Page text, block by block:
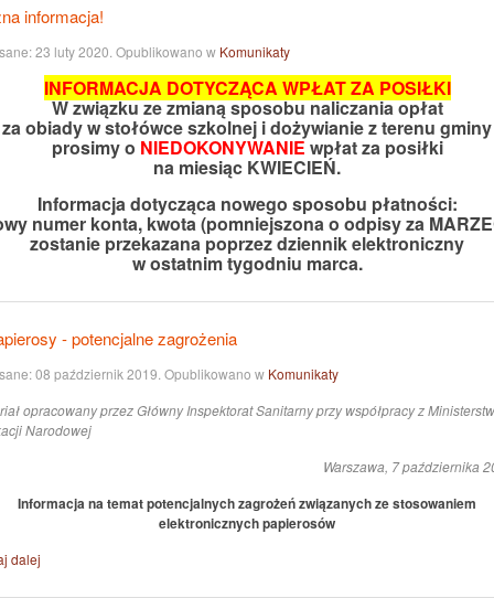
informacja!
23 luty 2020 . Opublikowano w Komunikaty
INFORMACJA DOTYCZĄCA WPŁAT ZA POSIŁKI
W związku ze zmianą sposobu naliczania opłat
za obiady w stołówce szkolnej i dożywianie z terenu gminy
prosimy o NIEDOKONYWANIEwpłat za posiłki
na miesiąc KWIECIEŃ.
Informacja dotycząca nowego sposobu płatności:
numer konta, kwota (pomniejszona o odpisy za
zostanie przekazana poprzez dziennik elektroniczny
w ostatnim tygodniu marca.
- potencjalne zagrożenia
08 październik 2019 . Opublikowano w Komunikaty
opracowany przez Główny Inspektorat Sanitarny przy współpracy z
Narodowej
Warszawa, 7 października
Informacjana temat potencjalnych zagrożeń związanych ze stosowaniem
elektronicznych papierosów
dalej